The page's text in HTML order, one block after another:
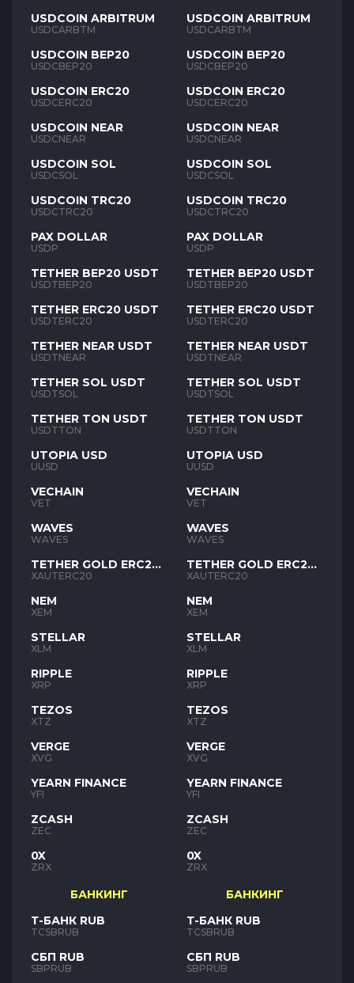
USDCOIN ARBITRUM
USDCARBTM
USDCOIN BEP20
USDCBEP20
USDCOIN ERC20
USDCERC20
USDCOIN NEAR
USDCNEAR
USDCOIN SOL
USDCSOL
USDCOIN TRC20
USDCTRC20
PAX DOLLAR
USDP
TETHER BEP20 USDT
USDTBEP20
TETHER ERC20 USDT
USDTERC20
TETHER NEAR USDT
USDTNEAR
TETHER SOL USDT
USDTSOL
TETHER TON USDT
USDTTON
UTOPIA USD
UUSD
VECHAIN
VET
WAVES
WAVES
TETHER GOLD ERC20
XAUT
XAUTERC20
NEM
XEM
STELLAR
XLM
RIPPLE
XRP
TEZOS
XTZ
VERGE
XVG
YEARN FINANCE
YFI
ZCASH
ZEC
0X
ZRX
БАНКИНГ
Т-БАНК RUB
TCSBRUB
СБП RUB
SBPRUB
USDCOIN ARBITRUM
USDCARBTM
USDCOIN BEP20
USDCBEP20
USDCOIN ERC20
USDCERC20
USDCOIN NEAR
USDCNEAR
USDCOIN SOL
USDCSOL
USDCOIN TRC20
USDCTRC20
PAX DOLLAR
USDP
TETHER BEP20 USDT
USDTBEP20
TETHER ERC20 USDT
USDTERC20
TETHER NEAR USDT
USDTNEAR
TETHER SOL USDT
USDTSOL
TETHER TON USDT
USDTTON
UTOPIA USD
UUSD
VECHAIN
VET
WAVES
WAVES
TETHER GOLD ERC20
XAUT
XAUTERC20
NEM
XEM
STELLAR
XLM
RIPPLE
XRP
TEZOS
XTZ
VERGE
XVG
YEARN FINANCE
YFI
ZCASH
ZEC
0X
ZRX
БАНКИНГ
Т-БАНК RUB
TCSBRUB
СБП RUB
SBPRUB